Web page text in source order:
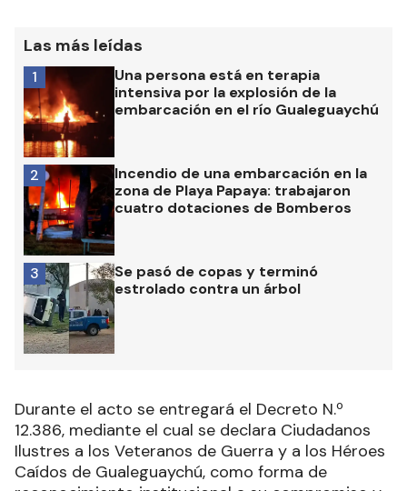
Las más leídas
Una persona está en terapia
intensiva por la explosión de la
embarcación en el río Gualeguaychú
1
Incendio de una embarcación en la
zona de Playa Papaya: trabajaron
cuatro dotaciones de Bomberos
2
Se pasó de copas y terminó
estrolado contra un árbol
3
Durante el acto se entregará el Decreto N.º
12.386, mediante el cual se declara Ciudadanos
Ilustres a los Veteranos de Guerra y a los Héroes
Caídos de Gualeguaychú, como forma de